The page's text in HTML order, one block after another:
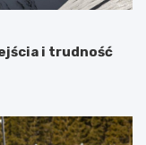
i trudność